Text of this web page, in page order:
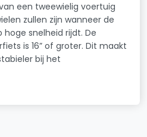
een tweewielig voertuig
zullen zijn wanneer de
snelheid rijdt. De
is 16” of groter. Dit maakt
bij het